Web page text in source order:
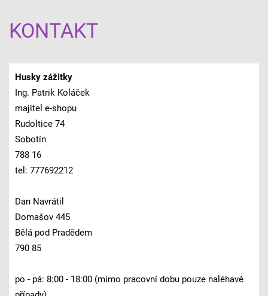
KONTAKT
Husky zážitky
Ing. Patrik Koláček
majitel e-shopu
Rudoltice 74
Sobotín
788 16
tel: 777692212
Dan Navrátil
Domašov 445
Bělá pod Pradědem
790 85
po - pá: 8:00 - 18:00 (mimo pracovní dobu pouze naléhavé